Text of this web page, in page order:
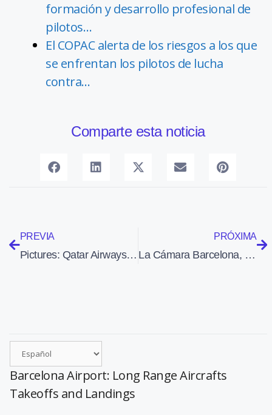
formación y desarrollo profesional de
pilotos…
El COPAC alerta de los riesgos a los que
se enfrentan los pilotos de lucha
contra…
Comparte esta noticia
PREVIA
Pictures: Qatar Airways to open new premium class lounge at London Heathrow airport
PRÓXIMA
La Cámara Barcelona, preocupada por la suspensión de la privatización del aeropuerto de Barcelona
Barcelona Airport: Long Range Aircrafts
Takeoffs and Landings